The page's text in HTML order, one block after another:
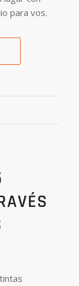
para vos.